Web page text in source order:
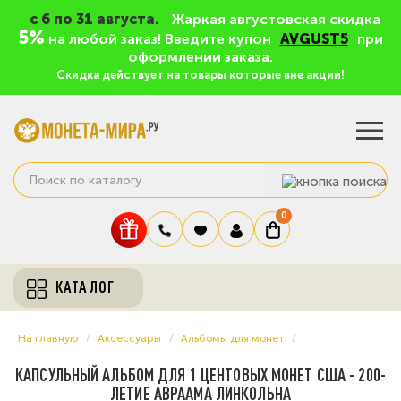
c 6 по 31 августа. Жаркая августовская скидка
5% на любой заказ! Введите купон AVGUST5
при
оформлении заказа.
Скидка действует на товары которые вне акции!
0
КАТАЛОГ
На главную Аксессуары Альбомы для монет
КАПСУЛЬНЫЙ АЛЬБОМ ДЛЯ 1 ЦЕНТОВЫХ МОНЕТ США - 200-
ЛЕТИЕ АВРААМА ЛИНКОЛЬНА